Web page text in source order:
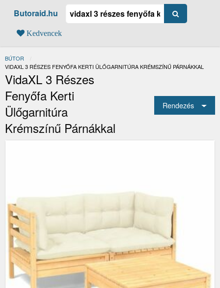
Butoraid.hu
Kedvencek
BÚTOR
JELENLEGI:
VIDAXL 3 RÉSZES FENYŐFA KERTI ÜLŐGARNITÚRA KRÉMSZÍNŰ PÁRNÁKKAL
VidaXL 3 Részes
Fenyőfa Kerti
Ülőgarnitúra
Krémszínű Párnákkal
Rendezés